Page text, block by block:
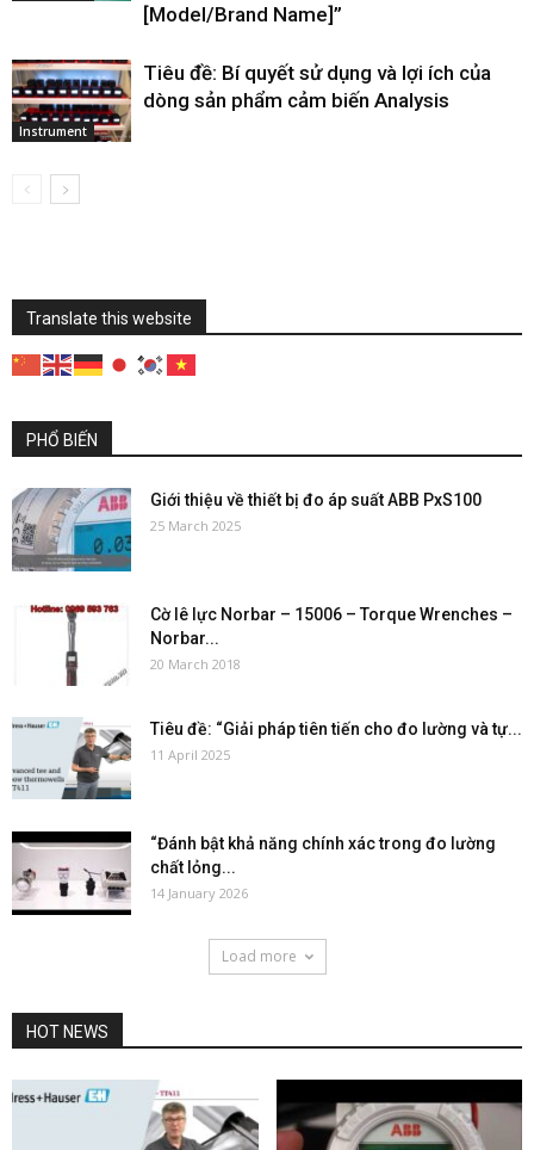
[Model/Brand Name]”
Instrument
Tiêu đề: Bí quyết sử dụng và lợi ích của
dòng sản phẩm cảm biến Analysis
Translate this website
PHỔ BIẾN
Giới thiệu về thiết bị đo áp suất ABB PxS100
25 March 2025
Cờ lê lực Norbar – 15006 – Torque Wrenches –
Norbar...
20 March 2018
Tiêu đề: “Giải pháp tiên tiến cho đo lường và tự...
11 April 2025
“Đánh bật khả năng chính xác trong đo lường
chất lỏng...
14 January 2026
Load more
HOT NEWS